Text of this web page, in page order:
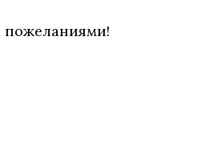
пожеланиями!